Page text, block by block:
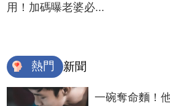
用！加碼曝老婆必...
熱門 新聞
一碗奪命麵！